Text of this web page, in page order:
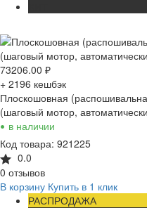
73206.00 ₽
+ 2196 кешбэк
Плоскошовная
(шаговый мотор,
• в наличии
Код товара: 921225
0.0
0 отзывов
В корзину Купить в 1 клик
РАСПРОДАЖА